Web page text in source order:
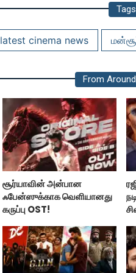
Tags
latest cinema news
From
சூர்யாவின் அன்பான
ஃபேன்ஸுக்காக வெளியானது
கருப்பு OST!